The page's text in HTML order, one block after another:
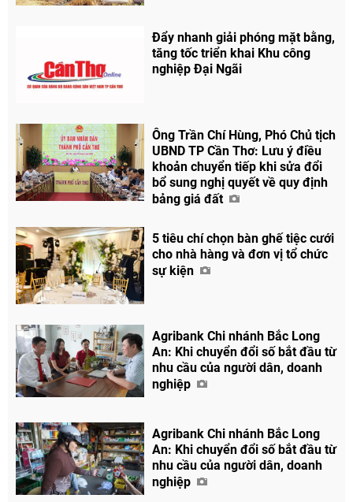
Đẩy nhanh giải phóng mặt bằng,
tăng tốc triển khai Khu công
nghiệp Đại Ngãi
Ông Trần Chí Hùng, Phó Chủ tịch
UBND TP Cần Thơ: Lưu ý điều
khoản chuyển tiếp khi sửa đổi
bổ sung nghị quyết về quy định
bảng giá đất
5 tiêu chí chọn bàn ghế tiệc cưới
cho nhà hàng và đơn vị tổ chức
sự kiện
Agribank Chi nhánh Bắc Long
An: Khi chuyển đổi số bắt đầu từ
nhu cầu của người dân, doanh
nghiệp
Agribank Chi nhánh Bắc Long
An: Khi chuyển đổi số bắt đầu từ
nhu cầu của người dân, doanh
nghiệp